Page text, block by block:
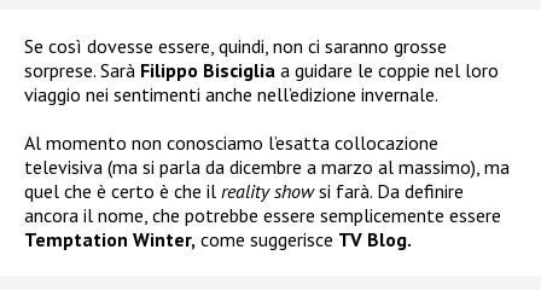
Se così dovesse essere, quindi, non ci saranno grosse
sorprese. Sarà Filippo Bisciglia a guidare le coppie nel loro
viaggio nei sentimenti anche nell’edizione invernale.
Al momento non conosciamo l’esatta collocazione
televisiva (ma si parla da dicembre a marzo al massimo), ma
quel che è certo è che il reality showsi farà. Da definire
ancora il nome, che potrebbe essere semplicemente essere
Temptation Winter, come suggerisce TV Blog.